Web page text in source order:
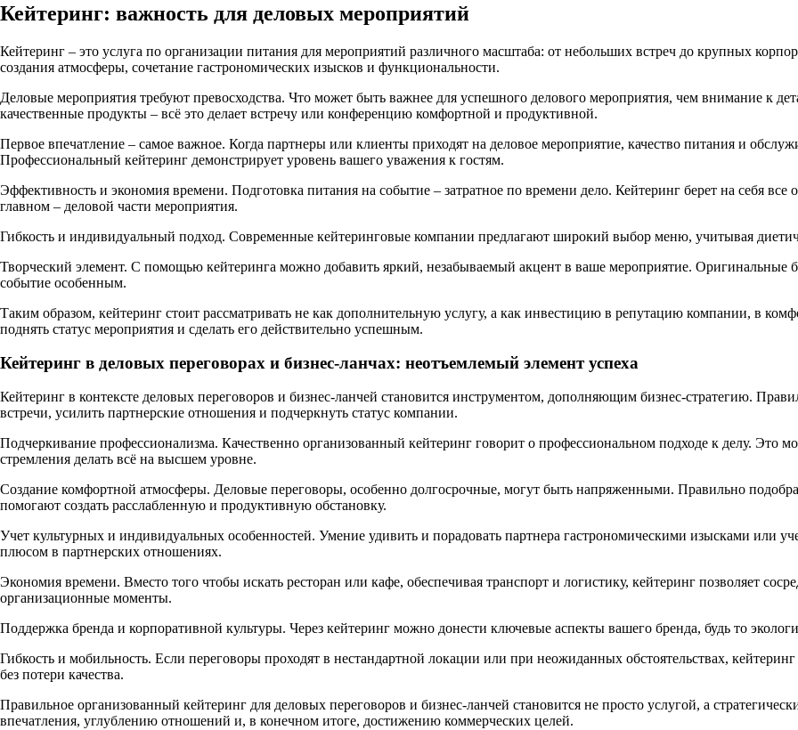
Кейтеринг: важность для деловых мероприятий
Кейтеринг – это услуга по организации питания для мероприятий различного масштаба: от небольших встреч до крупных
создания атмосферы, сочетание гастрономических изысков и функциональности.
Деловые мероприятия требуют превосходства. Что может быть важнее для успешного делового мероприятия, чем внимание к
качественные продукты – всё это делает встречу или конференцию комфортной и продуктивной.
Первое впечатление – самое важное. Когда партнеры или клиенты приходят на деловое мероприятие, качество питания и
Профессиональный кейтеринг демонстрирует уровень вашего уважения к гостям.
Эффективность и экономия времени. Подготовка питания на событие – затратное по времени дело. Кейтеринг берет на себя
главном – деловой части мероприятия.
Гибкость и индивидуальный подход. Современные кейтеринговые компании предлагают широкий выбор меню, учитывая
Творческий элемент. С помощью кейтеринга можно добавить яркий, незабываемый акцент в ваше мероприятие. Оригинальные
событие особенным.
Таким образом, кейтеринг стоит рассматривать не как дополнительную услугу, а как инвестицию в репутацию компании, в
поднять статус мероприятия и сделать его действительно успешным.
Кейтеринг в деловых переговорах и бизнес-ланчах: неотъемлемый элемент успеха
Кейтеринг в контексте деловых переговоров и бизнес-ланчей становится инструментом, дополняющим бизнес-стратегию.
встречи, усилить партнерские отношения и подчеркнуть статус компании.
Подчеркивание профессионализма. Качественно организованный кейтеринг говорит о профессиональном подходе к делу. Это
стремления делать всё на высшем уровне.
Создание комфортной атмосферы. Деловые переговоры, особенно долгосрочные, могут быть напряженными. Правильно
помогают создать расслабленную и продуктивную обстановку.
Учет культурных и индивидуальных особенностей. Умение удивить и порадовать партнера гастрономическими изысками или
плюсом в партнерских отношениях.
Экономия времени. Вместо того чтобы искать ресторан или кафе, обеспечивая транспорт и логистику, кейтеринг позволяет
организационные моменты.
Поддержка бренда и корпоративной культуры. Через кейтеринг можно донести ключевые аспекты вашего бренда, будь то
Гибкость и мобильность. Если переговоры проходят в нестандартной локации или при неожиданных обстоятельствах,
без потери качества.
Правильное организованный кейтеринг для деловых переговоров и бизнес-ланчей становится не просто услугой, а
впечатления, углублению отношений и, в конечном итоге, достижению коммерческих целей.